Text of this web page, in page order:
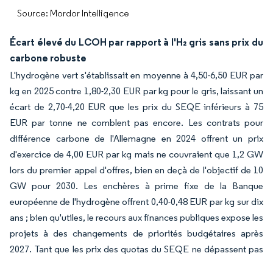
Source: Mordor Intelligence
Écart élevé du LCOH par rapport à l'H₂ gris sans prix du
carbone robuste
L'hydrogène vert s'établissait en moyenne à 4,50-6,50 EUR par
kg en 2025 contre 1,80-2,30 EUR par kg pour le gris, laissant un
écart de 2,70-4,20 EUR que les prix du SEQE inférieurs à 75
EUR par tonne ne comblent pas encore. Les contrats pour
différence carbone de l'Allemagne en 2024 offrent un prix
d'exercice de 4,00 EUR par kg mais ne couvraient que 1,2 GW
lors du premier appel d'offres, bien en deçà de l'objectif de 10
GW pour 2030. Les enchères à prime fixe de la Banque
européenne de l'hydrogène offrent 0,40-0,48 EUR par kg sur dix
ans ; bien qu'utiles, le recours aux finances publiques expose les
projets à des changements de priorités budgétaires après
2027. Tant que les prix des quotas du SEQE ne dépassent pas